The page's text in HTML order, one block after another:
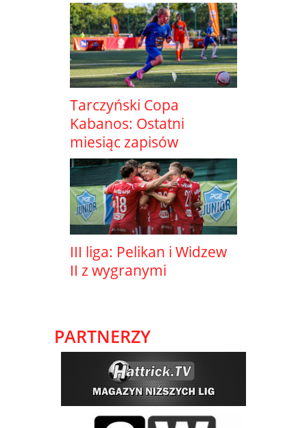
Tarczyński Copa
Kabanos: Ostatni
miesiąc zapisów
III liga: Pelikan i Widzew
II z wygranymi
PARTNERZY